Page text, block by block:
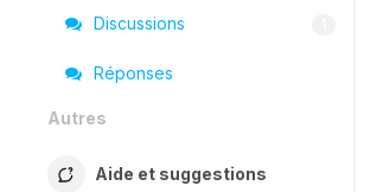
Discussions
Réponses
Autres
Aide et suggestions